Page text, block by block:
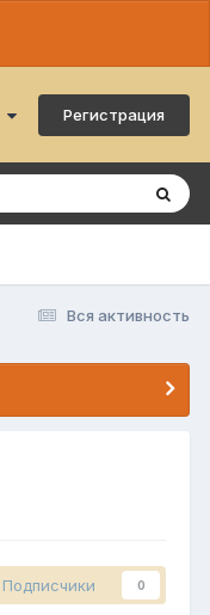
Регистрация
Вся активность
Подписчики 0